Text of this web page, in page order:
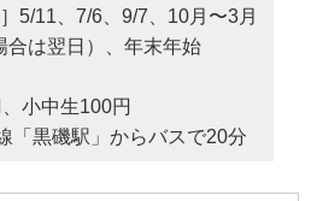
5/11、7/6、9/7、10月〜3月
合は翌日）、年末年始
小中生100円
「黒磯駅」からバスで20分